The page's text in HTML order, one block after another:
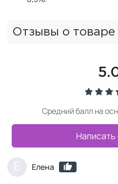
Отзывы о товаре
Средний балл на
Написать
Елена